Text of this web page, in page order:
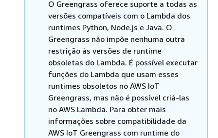
O Greengrass oferece suporte a todas as
versões compatíveis com o Lambda dos
runtimes Python, Node.js e Java. O
Greengrass não impõe nenhuma outra
restrição às versões de runtime
obsoletas do Lambda. É possível executar
funções do Lambda que usam esses
runtimes obsoletos no AWS IoT
Greengrass, mas não é possível criá-las
no AWS Lambda. Para obter mais
informações sobre compatibilidade da
AWS IoT Greengrass com runtime do